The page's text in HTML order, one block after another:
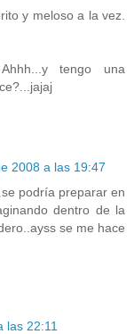
y meloso a la vez.
tengo una
2008 a las 19:47
podría preparar en
dentro de la
se me hace
las 22:11